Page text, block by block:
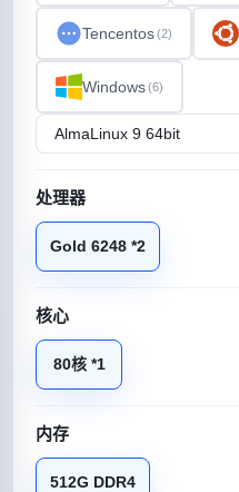
Tencentos(2)
Windows(6)
处理器
Gold 6248 *2
核心
80核 *1
内存
512G DDR4